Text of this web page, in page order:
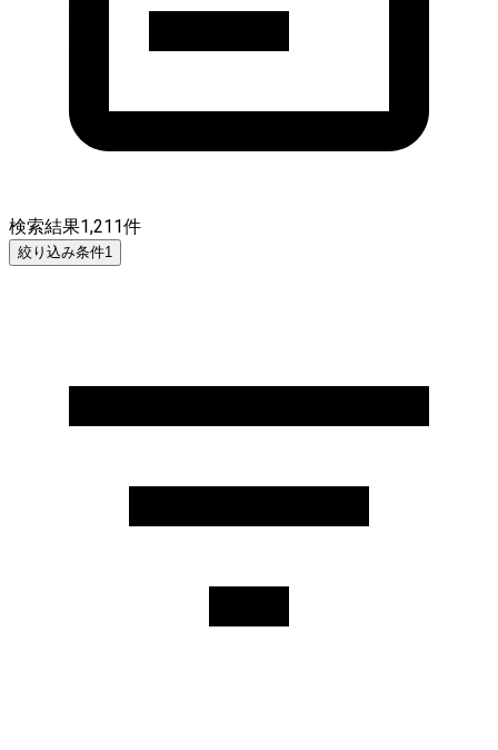
検索結果1,211件
絞り込み条件1